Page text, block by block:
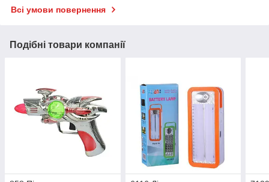
Всі умови повернення
Подібні товари компанії